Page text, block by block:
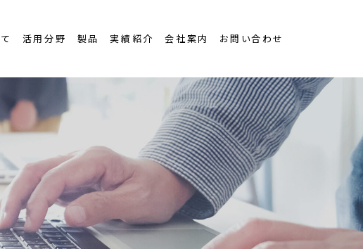
活用分野 製品 実績紹介 会社案内 お問い合わせ